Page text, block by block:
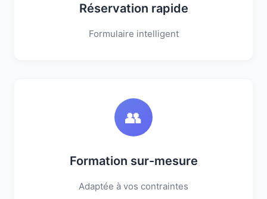
Réservation rapide
Formulaire intelligent
👥
Formation sur-mesure
Adaptée à vos contraintes